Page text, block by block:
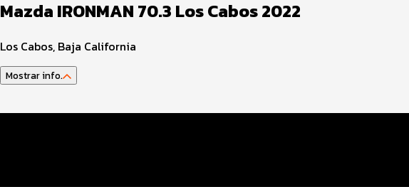
Mazda IRONMAN 70.3 Los Cabos 2022
Los Cabos, Baja California
Mostrar info.